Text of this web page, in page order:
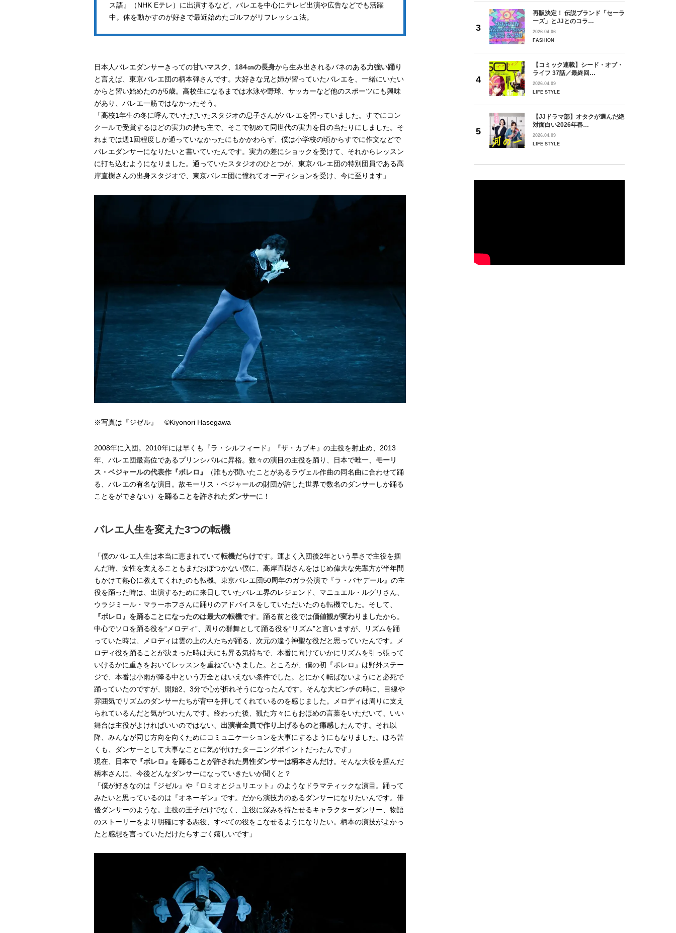
ス語』（NHK Eテレ）に出演するなど、バレエを中心にテレビ出演や広告などでも活躍
中。体を動かすのが好きで最近始めたゴルフがリフレッシュ法。
日本人バレエダンサーきっての甘いマスク 184㎝の長身から生み出されるバネのある力強い踊り
と言えば、東京バレエ団の柄本弾さんです。大好きな兄と姉が習っていたバレエを、一緒にいたい
からと習い始めたのが5歳。高校生になるまでは水泳や野球、サッカーなど他のスポーツにも興味
があり、バレエ一筋ではなかったそう。
「高校1年生の冬に呼んでいただいたスタジオの息子さんがバレエを習っていました。すでにコン
クールで受賞するほどの実力の持ち主で、そこで初めて同世代の実力を目の当たりにしました。そ
れまでは週1回程度しか通っていなかったにもかかわらず、僕は小学校の頃からすでに作文などで
バレエダンサーになりたいと書いていたんです。実力の差にショックを受けて、それからレッスン
に打ち込むようになりました。通っていたスタジオのひとつが、東京バレエ団の特別団員である高
岸直樹さんの出身スタジオで、東京バレエ団に憧れてオーディションを受け、今に至ります」
※写真は『ジゼル』 ©Kiyonori Hasegawa
2008年に入団。2010年には早くも『ラ・シルフィード』『ザ・カブキ』の主役を射止め、2013
年、バレエ団最高位であるプリンシパルに昇格。数々の演目の主役を踊り、日本で唯一、 モーリ
ス・ベジャールの代表作『ボレロ』
（誰もが聞いたことがあるラヴェル作曲の同名曲に合わせて踊
る、バレエの有名な演目。故モーリス・ベジャールの財団が許した世界で数名のダンサーしか踊る
ことをができない）を踊ることを許されたダンサーに！
バレエ人生を変えた3つの転機
「僕のバレエ人生は本当に恵まれていて転機だらけです。運よく入団後2年という早さで主役を掴
んだ時、女性を支えることもまだおぼつかない僕に、高岸直樹さんをはじめ偉大な先輩方が半年間
もかけて熱心に教えてくれたのも転機。東京バレエ団50周年のガラ公演で『ラ・バヤデール』の主
役を踊った時は、出演するために来日していたバレエ界のレジェンド、マニュエル・ルグリさん、
ウラジミール・マラーホフさんに踊りのアドバイスをしていただいたのも転機でした。そして、
『ボレロ』を踊ることになったのは最大の転機です。踊る前と後では価値観が変わりましたから。
中心でソロを踊る役を“メロディ”、周りの群舞として踊る役を“リズム”と言いますが、リズムを踊
っていた時は、メロディは雲の上の人たちが踊る、次元の違う神聖な役だと思っていたんです。メ
ロディ役を踊ることが決まった時は天にも昇る気持ちで、本番に向けていかにリズムを引っ張って
いけるかに重きをおいてレッスンを重ねていきました。ところが、僕の初『ボレロ』は野外ステー
ジで、本番は小雨が降る中という万全とはいえない条件でした。とにかく転ばないようにと必死で
踊っていたのですが、開始2、3分で心が折れそうになったんです。そんな大ピンチの時に、目線や
雰囲気でリズムのダンサーたちが背中を押してくれているのを感じました。メロディは周りに支え
られているんだと気がついたんです。終わった後、観た方々にもおほめの言葉をいただいて、いい
舞台は主役がよければいいのではない、 出演者全員で作り上げるものと痛感したんです。それ以
降、みんなが同じ方向を向くためにコミュニケーションを大事にするようにもなりました。ほろ苦
くも、ダンサーとして大事なことに気が付けたターニングポイントだったんです」
現在、
日本で『ボレロ』を踊ることが許された男性ダンサーは柄本さんだけ。そんな大役を掴んだ
柄本さんに、今後どんなダンサーになっていきたいか聞くと？
「僕が好きなのは『ジゼル』や『ロミオとジュリエット』のようなドラマティックな演目。踊って
みたいと思っているのは『オネーギン』です。だから演技力のあるダンサーになりたいんです。俳
優ダンサーのような。主役の王子だけでなく、主役に深みを持たせるキャラクターダンサー、物語
のストーリーをより明確にする悪役、すべての役をこなせるようになりたい。柄本の演技がよかっ
たと感想を言っていただけたらすごく嬉しいです」
再販決定！ 伝説ブランド「セーラ
ーズ」とJJとのコラ…
2026.04.06
FASHION
【コミック連載】シード・オブ・
ライフ 37話／最終回…
2026.04.09
LIFE STYLE
【JJドラマ部】オタクが選んだ絶
対面白い2026年春…
2026.04.09
LIFE STYLE